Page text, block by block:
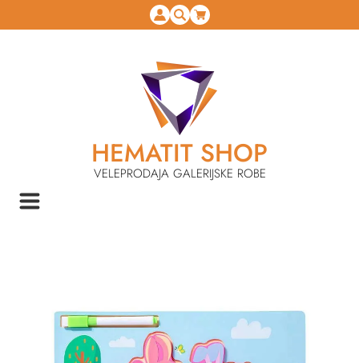
HEMATIT SHOP
VELEPRODAJA GALERIJSKE ROBE
PUZZLE DRVENE MKU420143